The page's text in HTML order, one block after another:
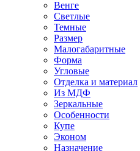
Венге
Светлые
Темные
Размер
Малогабаритные
Форма
Угловые
Отделка и материал
Из МДФ
Зеркальные
Особенности
Купе
Эконом
Назначение